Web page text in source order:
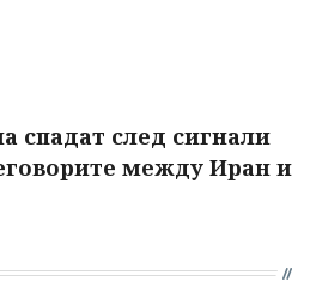
спадат след сигнали
между Иран и